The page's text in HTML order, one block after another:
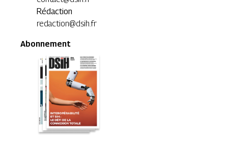
Rédaction
redaction@dsih.fr
Abonnement